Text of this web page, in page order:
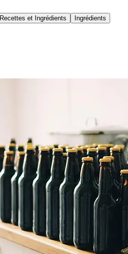
Recettes et Ingrédients
Ingrédients